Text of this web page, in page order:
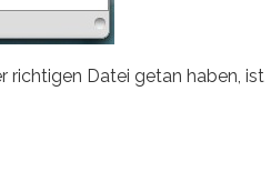
richtigen Datei getan haben, ist